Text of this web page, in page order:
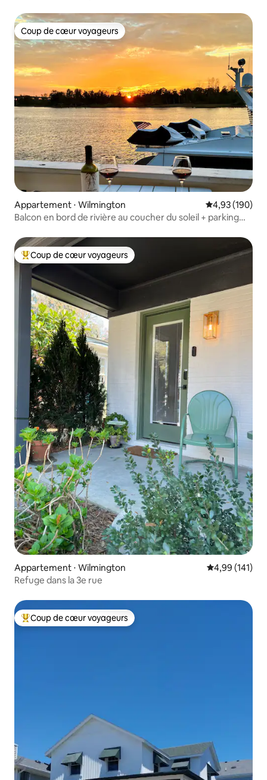
Coup de cœur voyageurs
Coup de cœur voyageurs
Appartement ⋅ Wilmington Évaluation
4,93 (190)
Balcon en bord de rivière au coucher du soleil + parking
Coups de cœur voyageurs les plus appréciés
Coup de cœur voyageurs
Appartement ⋅ Wilmington Évaluation
4,99 (141)
Refuge dans la 3e rue
Coups de cœur voyageurs les plus appréciés
Coup de cœur voyageurs